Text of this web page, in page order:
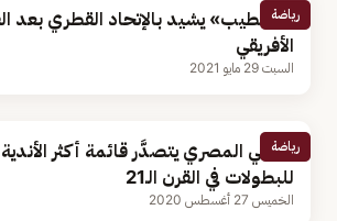
رياضة
«الخطيب» يشيد بالإتحاد القطري بعد
الأفريقي
السبت 29 مايو 2021
رياضة
الأهلي المصري يتصدَّر قائمة أكثر
للبطولات في القرن الـ21
الخميس 27 أغسطس 2020